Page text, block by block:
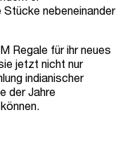
nebeneinander
Regale für ihr neues
jetzt nicht nur
indianischer
der Jahre